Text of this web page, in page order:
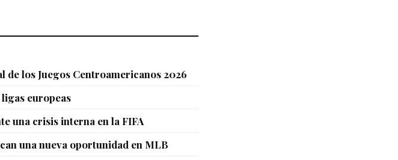
de los Juegos Centroamericanos 2026
europeas
una crisis interna en la FIFA
una nueva oportunidad en MLB